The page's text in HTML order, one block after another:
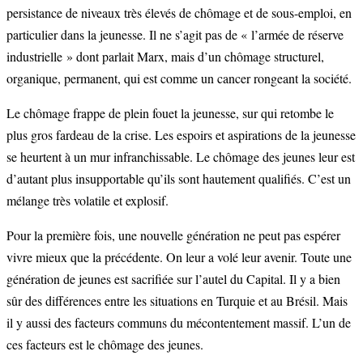
persistance de niveaux très élevés de chômage et de sous-emploi, en
particulier dans la jeunesse. Il ne s’agit pas de « l’armée de réserve
industrielle » dont parlait Marx, mais d’un chômage structurel,
organique, permanent, qui est comme un cancer rongeant la société.
Le chômage frappe de plein fouet la jeunesse, sur qui retombe le
plus gros fardeau de la crise. Les espoirs et aspirations de la jeunesse
se heurtent à un mur infranchissable. Le chômage des jeunes leur est
d’autant plus insupportable qu’ils sont hautement qualifiés. C’est un
mélange très volatile et explosif.
Pour la première fois, une nouvelle génération ne peut pas espérer
vivre mieux que la précédente. On leur a volé leur avenir. Toute une
génération de jeunes est sacrifiée sur l’autel du Capital. Il y a bien
sûr des différences entre les situations en Turquie et au Brésil. Mais
il y aussi des facteurs communs du mécontentement massif. L’un de
ces facteurs est le chômage des jeunes.